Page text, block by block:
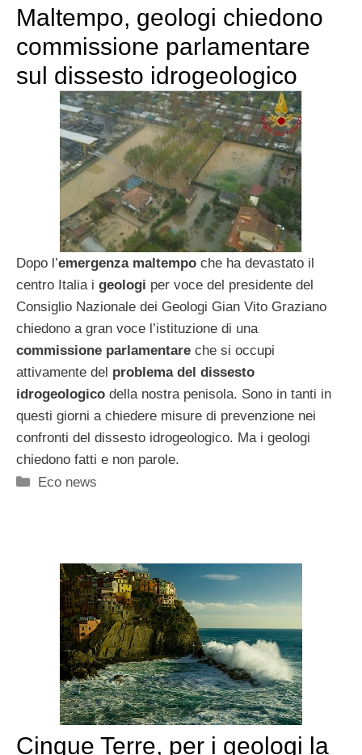
Maltempo, geologi chiedono
commissione parlamentare
sul dissesto idrogeologico
Dopo l’emergenza maltempo che ha devastato il
centro Italia i geologi per voce del presidente del
Consiglio Nazionale dei Geologi Gian Vito Graziano
chiedono a gran voce l’istituzione di una
commissione parlamentare che si occupi
attivamente del problema del dissesto
idrogeologico della nostra penisola. Sono in tanti in
questi giorni a chiedere misure di prevenzione nei
confronti del dissesto idrogeologico. Ma i geologi
chiedono fatti e non parole.
Categorie
Eco news
Cinque Terre, per i geologi la